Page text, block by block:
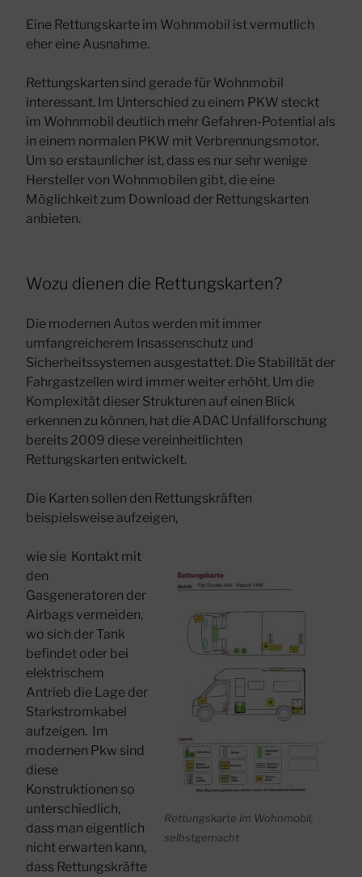
Eine Rettungskarte im Wohnmobil ist vermutlich
eher eine Ausnahme.
Rettungskarten sind gerade für Wohnmobil
interessant. Im Unterschied zu einem PKW steckt
im Wohnmobil deutlich mehr Gefahren-Potential als
in einem normalen PKW mit Verbrennungsmotor.
Um so erstaunlicher ist, dass es nur sehr wenige
Hersteller von Wohnmobilen gibt, die eine
Möglichkeit zum Download der Rettungskarten
anbieten.
Wozu dienen die Rettungskarten?
Die modernen Autos werden mit immer
umfangreicherem Insassenschutz und
Sicherheitssystemen ausgestattet. Die Stabilität der
Fahrgastzellen wird immer weiter erhöht. Um die
Komplexität dieser Strukturen auf einen Blick
erkennen zu können, hat die ADAC Unfallforschung
bereits 2009 diese vereinheitlichten
Rettungskarten entwickelt.
Die Karten sollen den Rettungskräften
beispielsweise aufzeigen,
Rettungskarte im Wohnmobil,
selbstgemacht
wie sie Kontakt mit
den
Gasgeneratoren der
Airbags vermeiden,
wo sich der Tank
befindet oder bei
elektrischem
Antrieb die Lage der
Starkstromkabel
aufzeigen. Im
modernen Pkw sind
diese
Konstruktionen so
unterschiedlich,
dass man eigentlich
nicht erwarten kann,
dass Rettungskräfte